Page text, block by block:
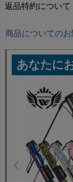
返品特約について
商品についての
あなたに